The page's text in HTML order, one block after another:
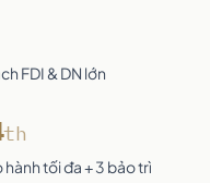
FDI & DN lớn
th
hành tối đa + 3 bảo trì